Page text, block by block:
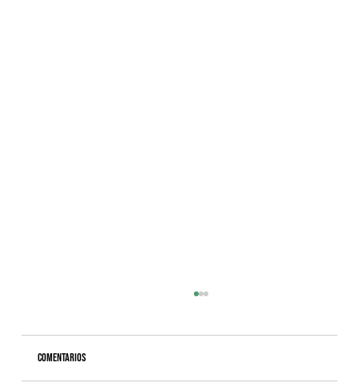
Comentarios